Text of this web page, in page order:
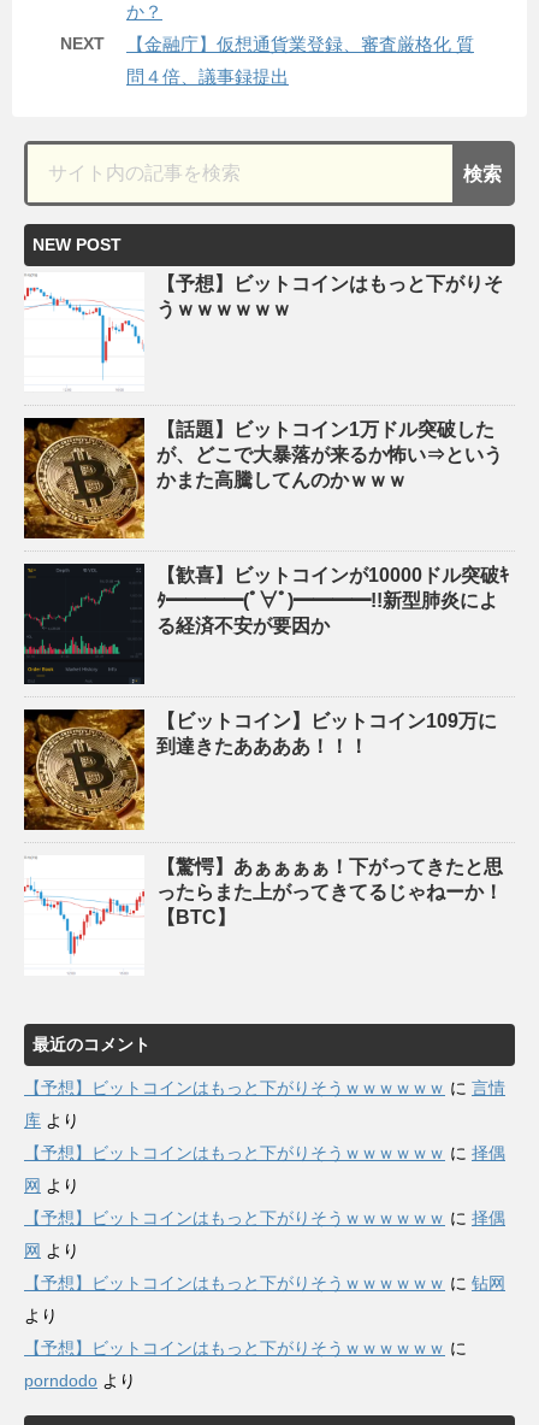
か？
NEXT
【金融庁】仮想通貨業登録、審査厳格化 質
問４倍、議事録提出
NEW POST
【予想】ビットコインはもっと下がりそ
うｗｗｗｗｗｗ
【話題】ビットコイン1万ドル突破した
が、どこで大暴落が来るか怖い⇒という
かまた高騰してんのかｗｗｗ
【歓喜】ビットコインが10000ドル突破ｷ
ﾀ━━━━(ﾟ∀ﾟ)━━━━!!新型肺炎によ
る経済不安が要因か
【ビットコイン】ビットコイン109万に
到達きたああああ！！！
【驚愕】あぁぁぁぁ！下がってきたと思
ったらまた上がってきてるじゃねーか！
【BTC】
最近のコメント
【予想】ビットコインはもっと下がりそうｗｗｗｗｗｗ に 言情
库 より
【予想】ビットコインはもっと下がりそうｗｗｗｗｗｗ に 择偶
网 より
【予想】ビットコインはもっと下がりそうｗｗｗｗｗｗ に 择偶
网 より
【予想】ビットコインはもっと下がりそうｗｗｗｗｗｗ に 钻网
より
【予想】ビットコインはもっと下がりそうｗｗｗｗｗｗ に
porndodo より